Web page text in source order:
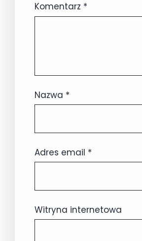
Komentarz *
Nazwa *
Adres email *
Witryna internetowa